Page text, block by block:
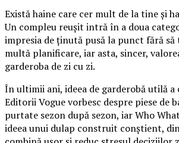
Există haine care cer mult de la tine și
Un compleu reușit intră în a doua
impresia de ținută pusă la punct fără să
multă planificare, iar asta, sincer,
garderoba de zi cu zi.
În ultimii ani, ideea de garderobă utilă
Editorii Vogue vorbesc despre piese de
purtate sezon după sezon, iar Who
ideea unui dulap construit conștient,